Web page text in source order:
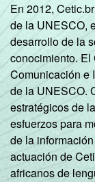
En 2012,
de la UNESCO,
desarrollo de la
conocimiento. El
Comunicación e
de la UNESCO.
estratégicos de
esfuerzos para
de la
actuación de
africanos de